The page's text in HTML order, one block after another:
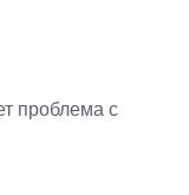
проблема с